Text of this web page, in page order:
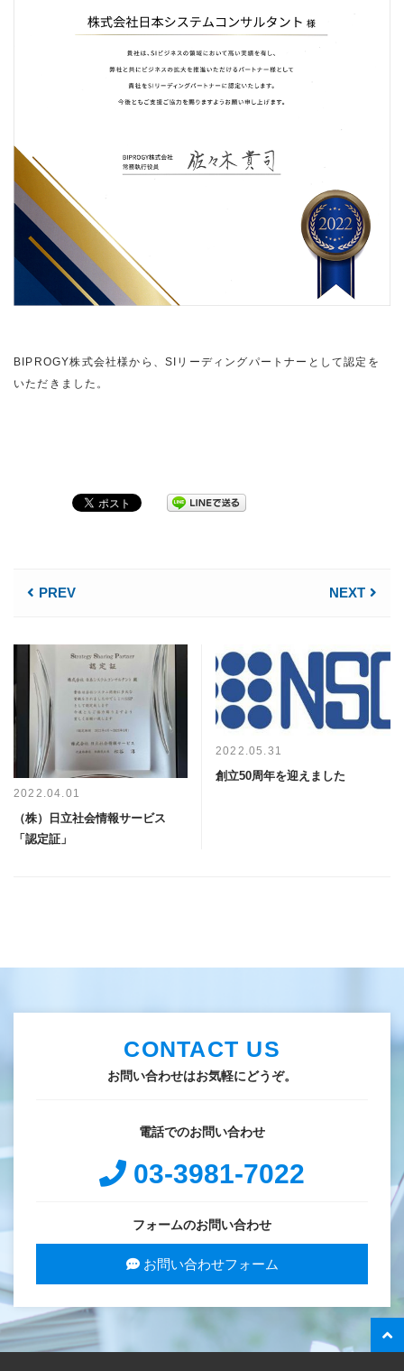
BIPROGY株式会社様から、SIリーディングパートナーとして認定を
いただきました。
PREV NEXT
2022.04.01
（株）日立社会情報サービス
「認定証」
2022.05.31
創立50周年を迎えました
CONTACT US
お問い合わせはお気軽にどうぞ。
電話でのお問い合わせ
03-3981-7022
フォームのお問い合わせ
お問い合わせフォーム